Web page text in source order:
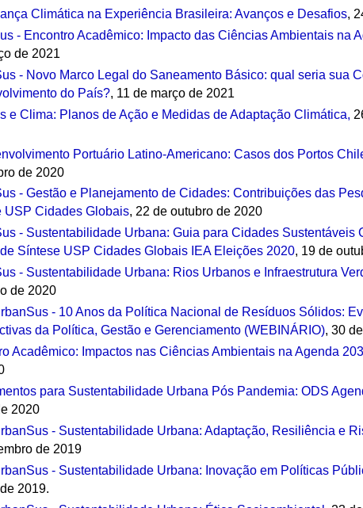
Climática na Experiência Brasileira: Avanços e Desafios,
- Encontro Acadêmico: Impacto das Ciências Ambientais na
de 2021
- Novo Marco Legal do Saneamento Básico: qual seria sua
do País?, 11 de março de 2021
e Clima: Planos de Ação e Medidas de Adaptação Climática,
Portuário Latino-Americano: Casos dos Portos
de 2020
- Gestão e Planejamento de Cidades: Contribuições das
USP Cidades Globais, 22 de outubro de 2020
- Sustentabilidade Urbana: Guia para Cidades Sustentáveis
Síntese USP Cidades Globais IEA Eleições 2020, 19 de
- Sustentabilidade Urbana: Rios Urbanos e Infraestrutura
de 2020
- 10 Anos da Política Nacional de Resíduos Sólidos:
da Política, Gestão e Gerenciamento (WEBINÁRIO), 30
Acadêmico: Impactos nas Ciências Ambientais na Agenda
para Sustentabilidade Urbana Pós Pandemia: ODS
2020
- Sustentabilidade Urbana: Adaptação, Resiliência e
de 2019
- Sustentabilidade Urbana: Inovação em Políticas
2019.